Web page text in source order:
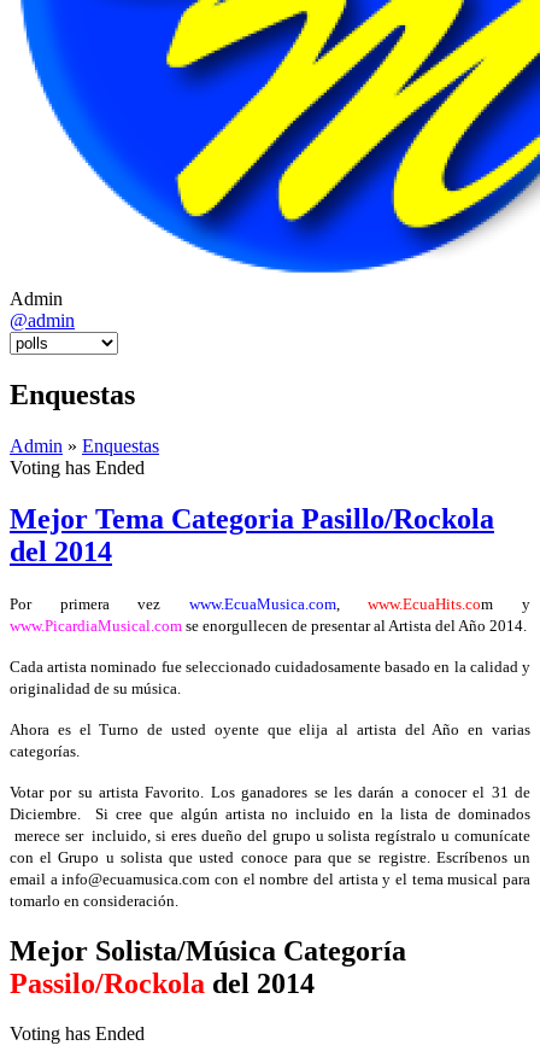
Admin
@admin
Enquestas
Admin » Enquestas
Voting has Ended
Mejor Tema Categoria Pasillo/Rockola
del 2014
Por primera vez www.EcuaMusica.com,www.EcuaHits.com y
www.PicardiaMusical.com se enorgullecen de presentar al Artista del Año 2014.
Cada artista nominado fue seleccionado cuidadosamente basado en la calidad y
originalidad de su música.
Ahora es el Turno de usted oyente que elija al artista del Año en varias
categorías.
Votar por su artista Favorito. Los ganadores se les darán a conocer el 31 de
Diciembre. Si cree que algún artista no incluido en la lista de dominados
merece ser incluido, si eres dueño del grupo u solista regístralo u comunícate
con el Grupo u solista que usted conoce para que se registre. Escríbenos un
email a info@ecuamusica.com con el nombre del artista y el tema musical para
tomarlo en consideración.
Mejor Solista/Música Categoría
Passilo/Rockola del 2014
Voting has Ended